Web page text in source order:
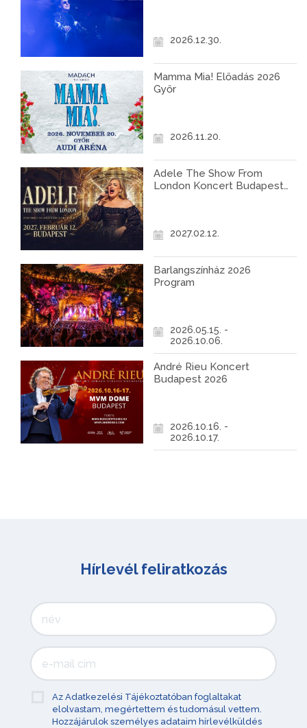
2026.12.30.
Mamma Mia! Előadás 2026
Győr
2026.11.20.
Adele The Show From
London Koncert Budapest
2027.02.12.
Barlangszínház 2026
Program
2026.05.15. -
2026.10.06.
André Rieu Koncert
Budapest 2026
2026.10.16. -
2026.10.17.
Hírlevél feliratkozás
Az Adatkezelési Tájékoztatóban foglaltakat
elolvastam, megértettem és tudomásul vettem.
Hozzájárulok személyes adataim hírlevélküldés